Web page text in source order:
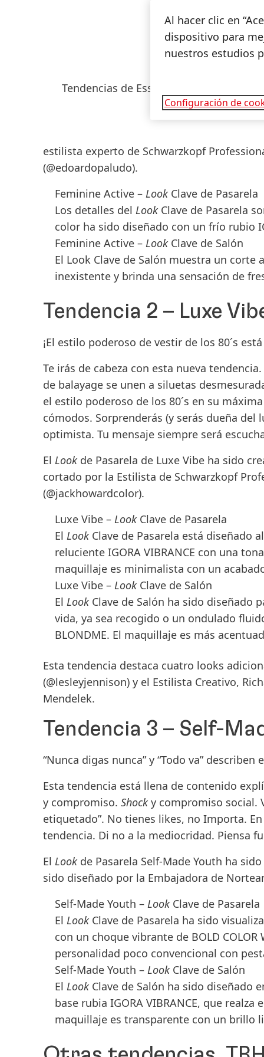
Tendencias de Essential Looks
Slideshow
Slideshow
estilista experto de Schwarzkopf
(@edoardopaludo).
Feminine Active – Look Clave de Pasarela
Los detalles del Look Clave de Pasarela
color ha sido diseñado con un frío rubio
Feminine Active – Look Clave de Salón
El Look Clave de Salón muestra un
inexistente y brinda una sensación de
Tendencia 2 – Luxe
¡El estilo poderoso de vestir de los 80´s
Te irás de cabeza con esta nueva tendencia.
de balayage se unen a siluetas
el estilo poderoso de los 80´s en su
cómodos. Sorprenderás (y serás dueña
optimista. Tu mensaje siempre será
El Look de Pasarela de Luxe Vibe ha sido
cortado por la Estilista de Schwarzkopf
(@jackhowardcolor).
Luxe Vibe – Look Clave de Pasarela
El Look Clave de Pasarela está diseñado
reluciente IGORA VIBRANCE con una
maquillaje es minimalista con un
Luxe Vibe – Look Clave de Salón
El Look Clave de Salón ha sido diseñado
vida, ya sea recogido o un ondulado
BLONDME. El maquillaje es más
Esta tendencia destaca cuatro looks
(@lesleyjennison) y el Estilista Creativo,
Mendelek.
Tendencia 3 – Self-
“Nunca digas nunca” y “Todo va”
Esta tendencia está llena de contenido
y compromiso. Shock y compromiso social.
etiquetado”. No tienes likes, no Importa.
tendencia. Di no a la mediocridad. Piensa
El Look de Pasarela Self-Made Youth ha
sido diseñado por la Embajadora de
Self-Made Youth – Look Clave de Pasarela
El Look Clave de Pasarela ha sido
con un choque vibrante de BOLD COLOR
personalidad poco convencional con
Self-Made Youth – Look Clave de Salón
El Look Clave de Salón ha sido diseñado
base rubia IGORA VIBRANCE, que realza
maquillaje es transparente con un brillo
Al hacer clic en
dispositivo para
nuestros estudios
Configuración de